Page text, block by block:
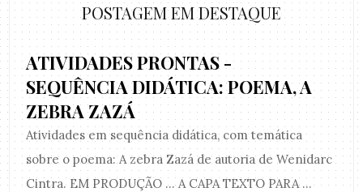
POSTAGEM EM DESTAQUE
ATIVIDADES PRONTAS -
SEQUÊNCIA DIDÁTICA: POEMA, A
ZEBRA ZAZÁ
Atividades em sequência didática, com temática
sobre o poema: A zebra Zazá de autoria de Wenidarc
Cintra. EM PRODUÇÃO ... A CAPA TEXTO PARA ...